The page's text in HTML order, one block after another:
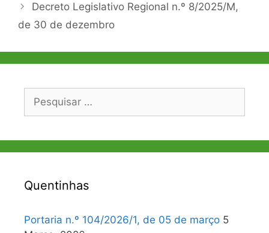
Decreto Legislativo Regional n.º 8/2025/M,
de 30 de dezembro
Pesquisar
Quentinhas
Portaria n.º 104/2026/1, de 05 de março 5